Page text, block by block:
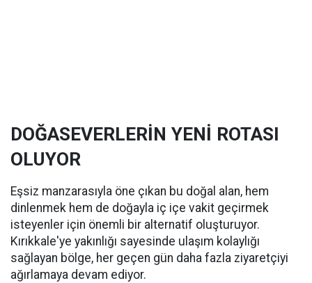
DOĞASEVERLERİN YENİ ROTASI
OLUYOR
Eşsiz manzarasıyla öne çıkan bu doğal alan, hem
dinlenmek hem de doğayla iç içe vakit geçirmek
isteyenler için önemli bir alternatif oluşturuyor.
Kırıkkale'ye yakınlığı sayesinde ulaşım kolaylığı
sağlayan bölge, her geçen gün daha fazla ziyaretçiyi
ağırlamaya devam ediyor.